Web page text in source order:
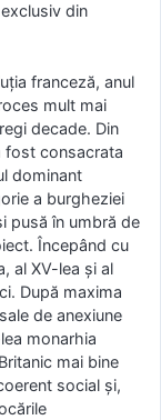
din
franceză, anul
mult mai
decade. Din
fost consacrata
dominant
a burgheziei
pusă în umbră de
Începând cu
al XV-lea şi al
După maxima
de anexiune
monarhia
mai bine
social şi,